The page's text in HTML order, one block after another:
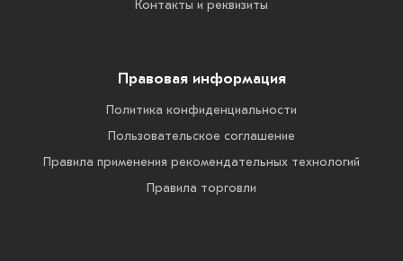
Контакты и реквизиты
Правовая информация
Политика конфиденциальности
Пользовательское соглашение
Правила применения рекомендательных технологий
Правила торговли